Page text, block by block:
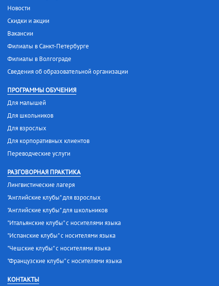
Новости
Скидки и акции
Вакансии
Филиалы в Санкт-Петербурге
Филиалы в Волгограде
Сведения об образовательной организации
ПРОГРАММЫ ОБУЧЕНИЯ
Для малышей
Для школьников
Для взрослых
Для корпоративных клиентов
Переводческие услуги
РАЗГОВОРНАЯ ПРАКТИКА
Лингвистические лагеря
"Английские клубы" для взрослых
"Английские клубы" для школьников
"Итальянские клубы" с носителями языка
"Испанские клубы" с носителями языка
"Чешские клубы" с носителями языка
"Французские клубы" с носителями языка
КОНТАКТЫ